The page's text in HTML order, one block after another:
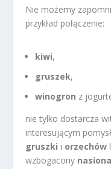
Nie możemy
przykład połączenie:
kiwi,
gruszek,
winogron z
nie tylko dostarcza
interesującym
gruszki i orzechów
wzbogacony